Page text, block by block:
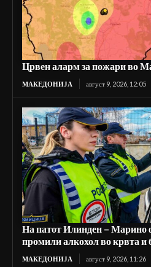
Црвен аларм за пожари во
МАКЕДОНИЈА август 9, 2026, 12:05
На патот Илинден – Марино
промили алкохол во крвта и
МАКЕДОНИЈА август 9, 2026, 11:26